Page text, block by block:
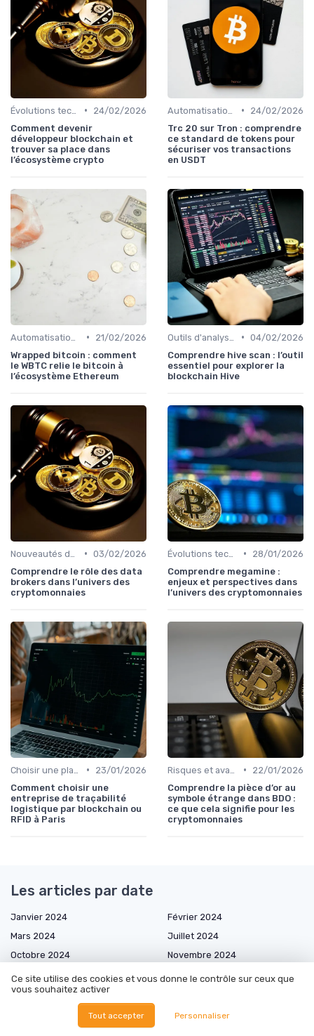
•
24/02/2026
Comment devenir
développeur blockchain et
trouver sa place dans
l’écosystème crypto
•
24/02/2026
Trc 20 sur Tron : comprendre
ce standard de tokens pour
sécuriser vos transactions
en USDT
•
21/02/2026
Wrapped bitcoin : comment
le WBTC relie le bitcoin à
l’écosystème Ethereum
• 04/02/2026
Comprendre hive scan : l’outil
essentiel pour explorer la
blockchain Hive
• 03/02/2026
Comprendre le rôle des data
brokers dans l’univers des
cryptomonnaies
•
28/01/2026
Comprendre megamine :
enjeux et perspectives dans
l’univers des cryptomonnaies
•
23/01/2026
Comment choisir une
entreprise de traçabilité
logistique par blockchain ou
RFID à Paris
•
22/01/2026
Comprendre la pièce d’or au
symbole étrange dans BDO :
ce que cela signifie pour les
cryptomonnaies
Les articles par date
Janvier 2024
Février 2024
Mars 2024
Juillet 2024
Octobre 2024
Novembre 2024
Décembre 2024
Février 2025
Mars 2025
Juin 2025
Ce site utilise des cookies et vous donne le contrôle sur ceux que
vous souhaitez activer
Tout accepter Personnaliser